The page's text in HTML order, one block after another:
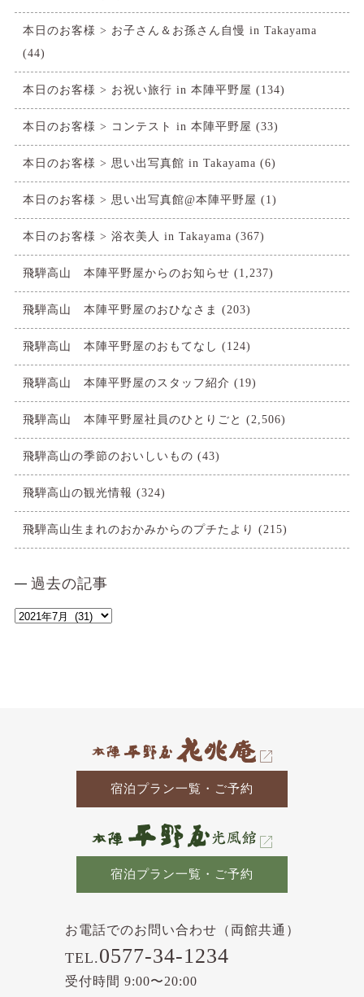
本日のお客様 > お子さん＆お孫さん自慢 in Takayama
(44)
本日のお客様 > お祝い旅行 in 本陣平野屋 (134)
本日のお客様 > コンテスト in 本陣平野屋 (33)
本日のお客様 > 思い出写真館 in Takayama (6)
本日のお客様 > 思い出写真館@本陣平野屋 (1)
本日のお客様 > 浴衣美人 in Takayama (367)
飛騨高山 本陣平野屋からのお知らせ (1,237)
飛騨高山 本陣平野屋のおひなさま (203)
飛騨高山 本陣平野屋のおもてなし (124)
飛騨高山 本陣平野屋のスタッフ紹介 (19)
飛騨高山 本陣平野屋社員のひとりごと (2,506)
飛騨高山の季節のおいしいもの (43)
飛騨高山の観光情報 (324)
飛騨高山生まれのおかみからのプチたより (215)
過去の記事
過
宿泊プラン一覧・ご予約
宿泊プラン一覧・ご予約
お電話でのお問い合わせ（両館共通）
TEL.0577-34-1234
受付時間 9:00〜20:00